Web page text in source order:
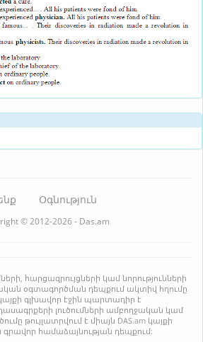
Օգնություն
© 2012-2026 - Das.am
հարցազրույցների կամ նորությունների
օգտագործման դեպքում ակտիվ հղումը
կայքի գլխավոր էջին պարտադիր է
լուծումների ամբողջական կամ
թույլատրվում է միայն DAS.am կայքի
գրավոր համաձայնության դեպքում: